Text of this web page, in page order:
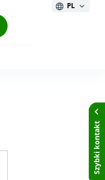
PL
Szybki kontakt